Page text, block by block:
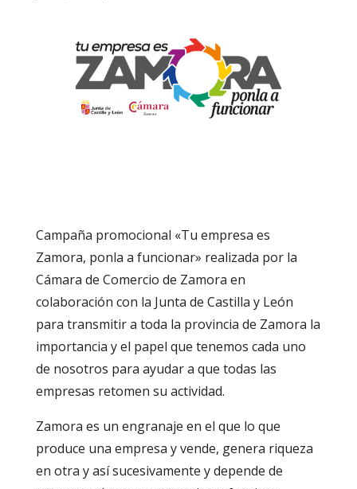
Campaña promocional «Tu empresa es
Zamora, ponla a funcionar» realizada por la
Cámara de Comercio de Zamora en
colaboración con la Junta de Castilla y León
para transmitir a toda la provincia de Zamora la
importancia y el papel que tenemos cada uno
de nosotros para ayudar a que todas las
empresas retomen su actividad.
Zamora es un engranaje en el que lo que
produce una empresa y vende, genera riqueza
en otra y así sucesivamente y depende de